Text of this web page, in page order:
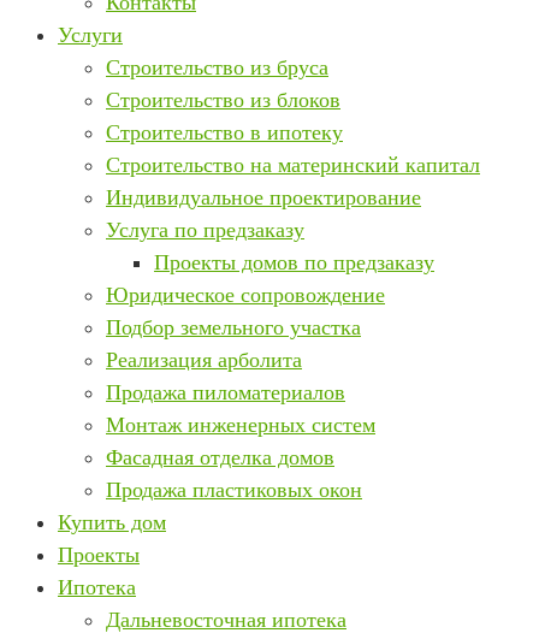
Услуги
Строительство из бруса
Строительство из блоков
Строительство в ипотеку
Строительство на материнский капитал
Индивидуальное проектирование
Услуга по предзаказу
Проекты домов по предзаказу
Юридическое сопровождение
Подбор земельного участка
Реализация арболита
Продажа пиломатериалов
Монтаж инженерных систем
Фасадная отделка домов
Продажа пластиковых окон
Купить дом
Проекты
Ипотека
Дальневосточная ипотека